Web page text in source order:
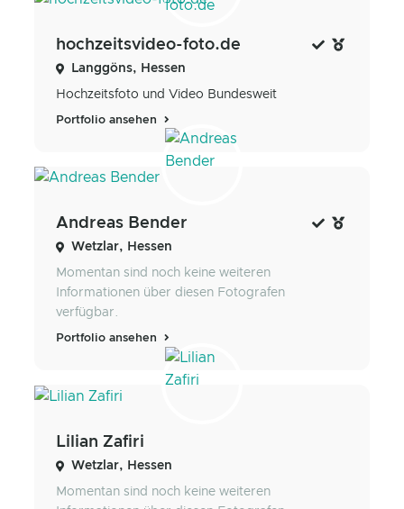
hochzeitsvideo-foto.de
Langgöns, Hessen
Hochzeitsfoto und Video Bundesweit
Portfolio ansehen
Andreas Bender
Wetzlar, Hessen
Momentan sind noch keine weiteren
Informationen über diesen Fotografen
verfügbar.
Portfolio ansehen
Lilian Zafiri
Wetzlar, Hessen
Momentan sind noch keine weiteren